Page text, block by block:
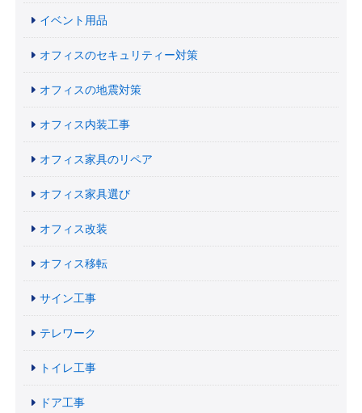
イベント用品
オフィスのセキュリティー対策
オフィスの地震対策
オフィス内装工事
オフィス家具のリペア
オフィス家具選び
オフィス改装
オフィス移転
サイン工事
テレワーク
トイレ工事
ドア工事